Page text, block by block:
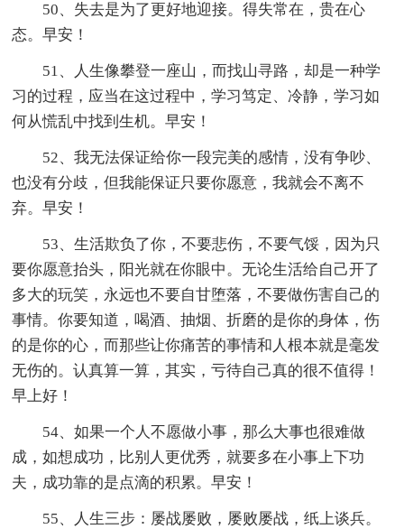
50、失去是为了更好地迎接。得失常在，贵在心
态。早安！
51、人生像攀登一座山，而找山寻路，却是一种学
习的过程，应当在这过程中，学习笃定、冷静，学习如
何从慌乱中找到生机。早安！
52、我无法保证给你一段完美的感情，没有争吵、
也没有分歧，但我能保证只要你愿意，我就会不离不
弃。早安！
53、生活欺负了你，不要悲伤，不要气馁，因为只
要你愿意抬头，阳光就在你眼中。无论生活给自己开了
多大的玩笑，永远也不要自甘堕落，不要做伤害自己的
事情。你要知道，喝酒、抽烟、折磨的是你的身体，伤
的是你的心，而那些让你痛苦的事情和人根本就是毫发
无伤的。认真算一算，其实，亏待自己真的很不值得！
早上好！
54、如果一个人不愿做小事，那么大事也很难做
成，如想成功，比别人更优秀，就要多在小事上下功
夫，成功靠的是点滴的积累。早安！
55、人生三步：屡战屡败，屡败屡战，纸上谈兵。